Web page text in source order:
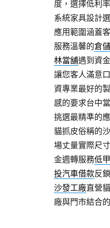
度，選擇低利
系統家具設計
應用範圍涵蓋
服務溫馨的倉儲
林當舖遇到資
讓您客人滿意
資專業最好的
感的要求台中
挑選最精準的
貓抓皮俗稱的
場丈量實際尺
金週轉服務低
投汽車借款反
沙發工廠直營
廠與門市結合